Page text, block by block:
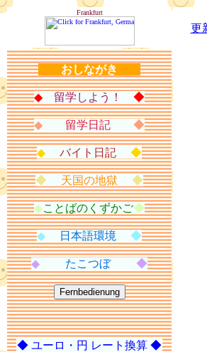
Frankfurt
更
おしながき
◆ 留学しよう！ ◆
◆ 留学日記 ◆
◆ バイト日記 ◆
◆ 天国の地獄 ◆
◆ことばのくずかご◆
◆ 日本語環境 ◆
◆ たこつぼ ◆
◆ ユーロ・円 レート換算 ◆